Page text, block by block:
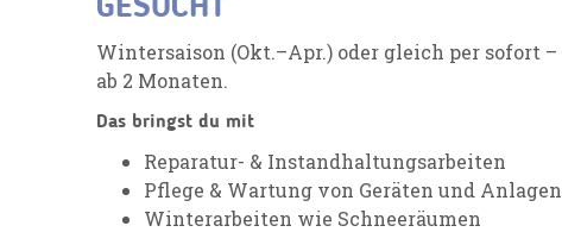
GESUCHT
Wintersaison (Okt.–Apr.) oder gleich per sofort
ab 2 Monaten.
Das bringst du mit
Reparatur- & Instandhaltungsarbeiten
Pflege & Wartung von Geräten und Anlagen
Winterarbeiten wie Schneeräumen